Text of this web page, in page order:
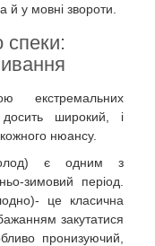
й у мовні звороти.
спеки:
екстремальних
широкий, і
нюансу.
є одним з
зимовий період.
це класична
закутатися
пронизуючий,